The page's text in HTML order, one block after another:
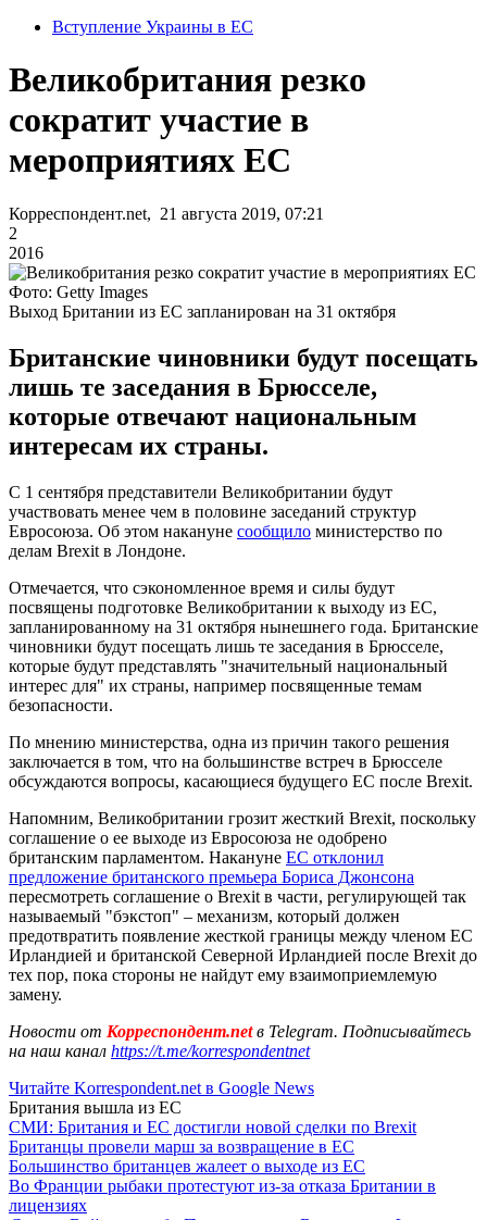
Вступление Украины в ЕС
Великобритания резко
сократит участие в
мероприятиях ЕС
Корреспондент.net, 21 августа 2019, 07:21
2
2016
Фото: Getty Images
Выход Британии из ЕС запланирован на 31 октября
Британские чиновники будут посещать
лишь те заседания в Брюсселе,
которые отвечают национальным
интересам их страны.
С 1 сентября представители Великобритании будут
участвовать менее чем в половине заседаний структур
Евросоюза. Об этом накануне сообщило министерство по
делам Brexit в Лондоне.
Отмечается, что сэкономленное время и силы будут
посвящены подготовке Великобритании к выходу из ЕС,
запланированному на 31 октября нынешнего года. Британские
чиновники будут посещать лишь те заседания в Брюсселе,
которые будут представлять "значительный национальный
интерес для" их страны, например посвященные темам
безопасности.
По мнению министерства, одна из причин такого решения
заключается в том, что на большинстве встреч в Брюсселе
обсуждаются вопросы, касающиеся будущего ЕС после Brexit.
Напомним, Великобритании грозит жесткий Brexit, поскольку
соглашение о ее выходе из Евросоюза не одобрено
британским парламентом. Накануне ЕС отклонил
предложение британского премьера Бориса Джонсона
пересмотреть соглашение о Brexit в части, регулирующей так
называемый "бэкстоп" – механизм, который должен
предотвратить появление жесткой границы между членом ЕС
Ирландией и британской Северной Ирландией после Brexit до
тех пор, пока стороны не найдут ему взаимоприемлемую
замену.
Новости от Корреспондент.netв Telegram. Подписывайтесь
на наш канал https://t.me/korrespondentnet
Читайте Korrespondent.net в Google News
Британия вышла из ЕС
СМИ: Британия и ЕС достигли новой сделки по Brexit
Британцы провели марш за возвращение в ЕС
Большинство британцев жалеет о выходе из ЕС
Во Франции рыбаки протестуют из-за отказа Британии в
лицензиях